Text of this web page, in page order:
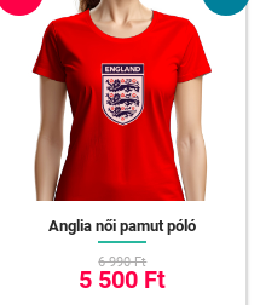
Anglia női pamut póló
6 990 Ft
5 500 Ft